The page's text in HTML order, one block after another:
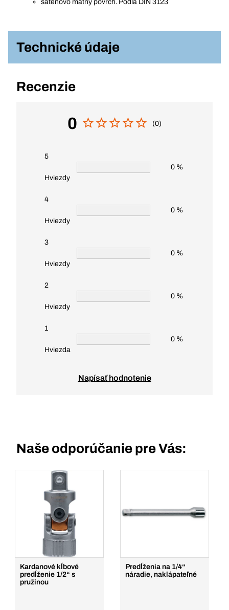
saténovo matný povrch. Podľa DIN 3123
Technické údaje
Recenzie
0 (0)
5
Hviezdy
0 %
4
Hviezdy
0 %
3
Hviezdy
0 %
2
Hviezdy
0 %
1
Hviezda
0 %
Napísať hodnotenie
Naše odporúčanie pre Vás:
Kardanové kĺbové
predĺženie 1/2“ s
pružinou
Predĺženia na 1/4“
náradie, naklápateľné